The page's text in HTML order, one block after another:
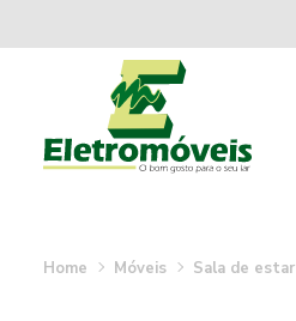
móveis sala de estar